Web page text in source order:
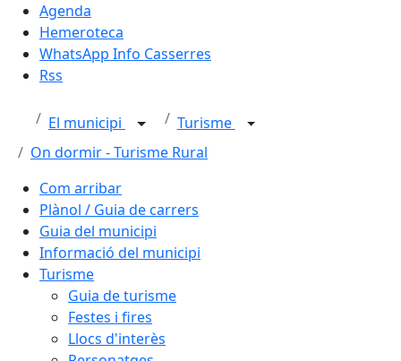
Agenda
Hemeroteca
WhatsApp Info Casserres
Rss
El municipi
Turisme
On dormir - Turisme Rural
Com arribar
Plànol / Guia de carrers
Guia del municipi
Informació del municipi
Turisme
Guia de turisme
Festes i fires
Llocs d'interès